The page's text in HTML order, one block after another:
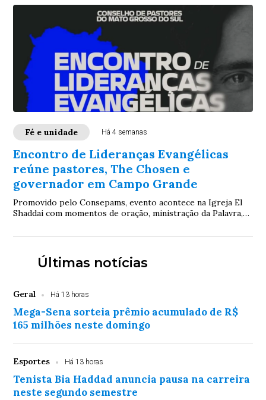
Fé e unidade Há 4 semanas
Encontro de Lideranças Evangélicas
reúne pastores, The Chosen e
governador em Campo Grande
Promovido pelo Consepams, evento acontece na Igreja El
Shaddai com momentos de oração, ministração da Palavra,
governador Eduardo Riedel, sob o tema “Um só povo, uma
Últimas notícias
Geral Há 13 horas
Mega-Sena sorteia prêmio acumulado de R$
165 milhões neste domingo
Esportes Há 13 horas
Tenista Bia Haddad anuncia pausa na carreira
neste segundo semestre